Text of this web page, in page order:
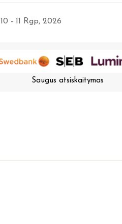
10 - 11 Rgp, 2026
Saugus atsiskaitymas